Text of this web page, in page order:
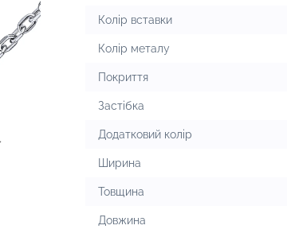
Колір вставки
Колір металу
Покриття
Застібка
Додатковий колір
Ширина
Товщина
Довжина